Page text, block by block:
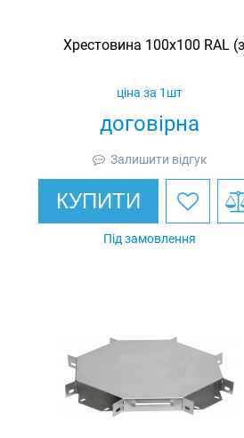
Хрестовина 100х100 RAL
договірна
ціна за 1шт
Залишити відгук
КУПИТИ
Під замовлення